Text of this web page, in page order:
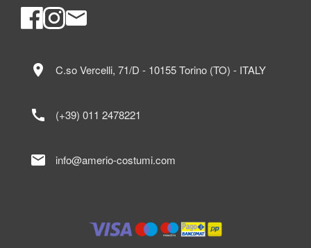
location_on C.so Vercelli, 71/D - 10155 Torino (TO) - ITALY
call (+39) 011 2478221
mail info@amerio-costumi.com